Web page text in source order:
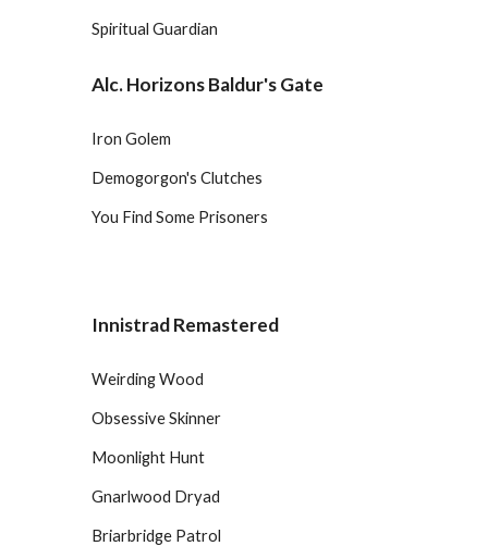
Spiritual Guardian
Alc. Horizons Baldur's Gate
Iron Golem
Demogorgon's Clutches
You Find Some Prisoners
Innistrad Remastered
Weirding Wood
Obsessive Skinner
Moonlight Hunt
Gnarlwood Dryad
Briarbridge Patrol